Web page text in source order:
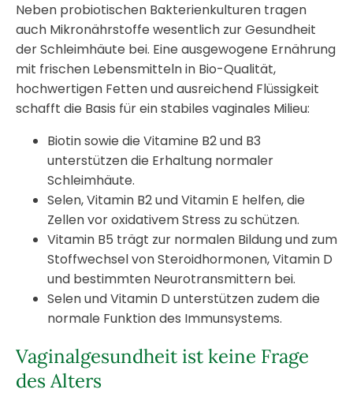
Neben probiotischen Bakterienkulturen tragen
auch Mikronährstoffe wesentlich zur Gesundheit
der Schleimhäute bei. Eine ausgewogene Ernährung
mit frischen Lebensmitteln in Bio-Qualität,
hochwertigen Fetten und ausreichend Flüssigkeit
schafft die Basis für ein stabiles vaginales Milieu:
Biotin sowie die Vitamine B2 und B3
unterstützen die Erhaltung normaler
Schleimhäute.
Selen, Vitamin B2 und Vitamin E helfen, die
Zellen vor oxidativem Stress zu schützen.
Vitamin B5 trägt zur normalen Bildung und zum
Stoffwechsel von Steroidhormonen, Vitamin D
und bestimmten Neurotransmittern bei.
Selen und Vitamin D unterstützen zudem die
normale Funktion des Immunsystems.
Vaginalgesundheit ist keine Frage
des Alters